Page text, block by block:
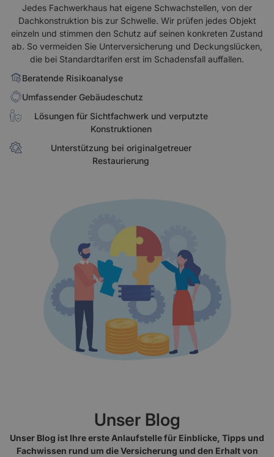
Jedes Fachwerkhaus hat eigene Schwachstellen, von der
Dachkonstruktion bis zur Schwelle. Wir prüfen jedes Objekt
einzeln und stimmen den Schutz auf seinen konkreten Zustand
ab. So vermeiden Sie Unterversicherung und Deckungslücken,
die bei Standardtarifen erst im Schadensfall auffallen.
Beratende Risikoanalyse
Umfassender Gebäudeschutz
Lösungen für Sichtfachwerk und verputzte
Konstruktionen
Unterstützung bei originalgetreuer
Restaurierung
Unser Blog
Unser Blog ist Ihre erste Anlaufstelle für Einblicke, Tipps und
Fachwissen rund um die Versicherung und den Erhalt von